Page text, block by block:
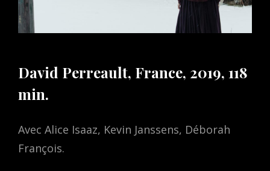
David Perreault, France, 2019, 118
min.
Avec Alice Isaaz, Kevin Janssens, Déborah
François.